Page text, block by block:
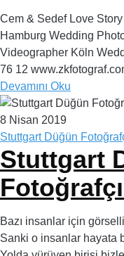
Cem & Sedef Love
Hamburg Wedding
Videographer Köln
76 12
Devamını Oku
8 Nisan 2019
Stuttgart Düğün
Stuttgart
Bazı insanlar için
Sanki o insanlar hayata